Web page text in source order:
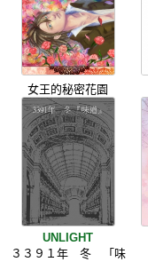
女王的秘密花園
UNLIGHT
３３９１年 冬 「味